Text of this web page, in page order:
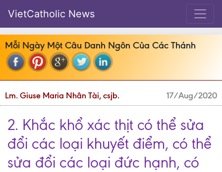
VietCatholic News
Mỗi Ngày Một Câu Danh Ngôn Của Các Thánh
Lm. Giuse Maria Nhân Tài, csjb. 17/Aug/2020
2. Khắc khổ xác thịt có thể sửa
đổi các loại khuyết điểm, có thể
sửa đổi các loại đức hạnh, có